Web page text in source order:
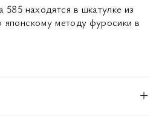
585 находятся в шкатулке из
японскому методу фуросики в